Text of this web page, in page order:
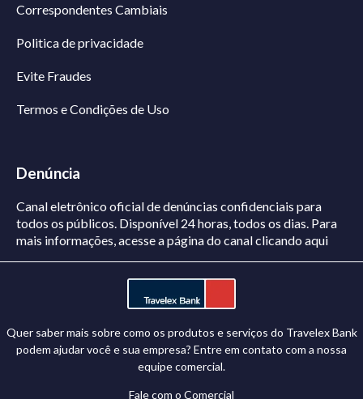
Correspondentes Cambiais
Politica de privacidade
Evite Fraudes
Termos e Condições de Uso
Denúncia
Canal eletrônico oficial de denúncias confidenciais para
todos os públicos. Disponível 24 horas, todos os dias. Para
mais informações, acesse a página do canalclicando aqui
Quer saber mais sobre como os produtos e serviços do Travelex Bank
podem ajudar você e sua empresa? Entre em contato com a nossa
equipe comercial.
Fale com o Comercial